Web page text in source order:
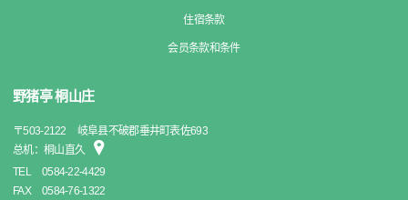
住宿条款
会员条款和条件
野猪亭 桐山庄
〒503-2122
岐阜县不破郡垂井町表佐693
总机：桐山直久
TEL
0584-22-4429
FAX
0584-76-1322